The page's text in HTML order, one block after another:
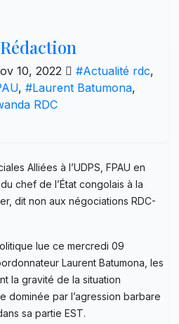
Rédaction
10, 2022 #Actualité rdc,
, #Laurent Batumona,
RDC
Alliées à l’UDPS, FPAU en
chef de l’État congolais à la
dit non aux négociations RDC-
lue ce mercredi 09
Laurent Batumona, les
la gravité de la situation
dominée par l’agression barbare
sa partie EST.